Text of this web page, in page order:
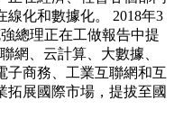
化和數據化。 2018年3
總理正在工做報告中提
網、云計算、大數據、
子商務、工業互聯網和互
拓展國際市場，提拔至國